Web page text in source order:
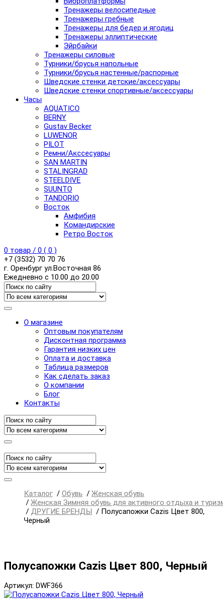
Тренажеры велосипедные
Тренажеры гребные
Тренажеры для бедер и ягодиц
Тренажеры эллиптические
Эйрбайки
Тренажеры силовые
Турники/брусья напольные
Турники/брусья настенные/распорные
Шведские стенки детские/аксессуары
Шведские стенки спортивные/аксессуары
Часы
AQUATICO
BERNY
Gustav Becker
LUWENOR
PILOT
Pемни/Акссесуары
SAN MARTIN
STALINGRAD
STEELDIVE
SUUNTO
TANDORIO
Восток
Амфибия
Командирские
Ретро Восток
0 товар / 0 ( 0 )
+7 (3532) 70 70 76
г. Оренбург ул.Восточная 86
Ежедневно с 10.00 до 20.00
О магазине
Оптовым покупателям
Дисконтная программа
Гарантия низких цен
Оплата и доставка
Таблица размеров
Как сделать заказ
О компании
Блог
Контакты
Каталог / Обувь / Женская обувь
/ Женская Зимняя обувь для активного отдыха и
/ ДРУГИЕ БРЕНДЫ / Полусапожки Cazis Цвет 800,
Черный
Полусапожки Cazis Цвет 800, Черный
Артикул: DWF366